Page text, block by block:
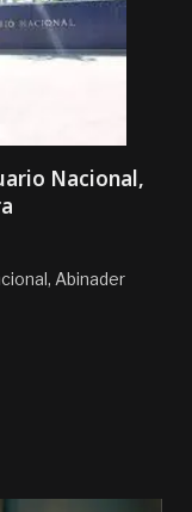
Nacional,
Abinader